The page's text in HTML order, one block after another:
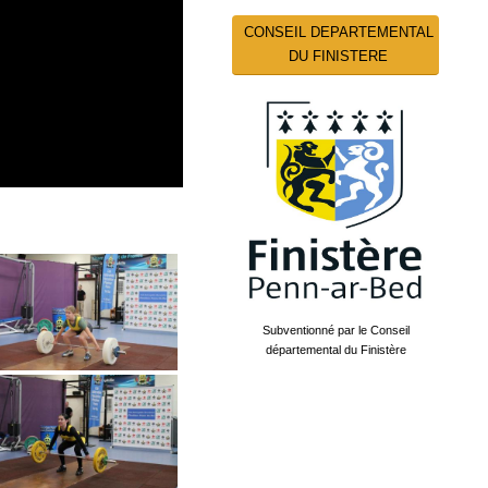
CONSEIL DEPARTEMENTAL
DU FINISTERE
Subventionné par le Conseil
départemental du Finistère